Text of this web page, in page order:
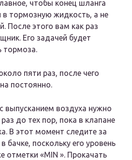
чтобы конец шланга
в тормозную жидкость, а не
После этого вам как раз
Его задачей будет
тормоза.
пяти раз, после чего
постоянно.
выпусканием воздуха нужно
до тех пор, пока в клапане
В этот момент следите за
бачке, поскольку его уровень
отметки «MIN ». Прокачать